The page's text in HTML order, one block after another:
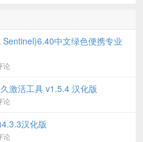
中文绿色便携专业
论
激活工具 v1.5.4 汉化版
论
汉化版
论